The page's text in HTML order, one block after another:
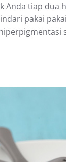
tіар dua
раkаі